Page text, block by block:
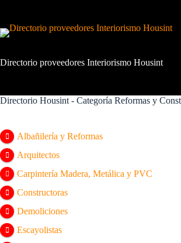
contenido
Directorio proveedores Interiorismo Housint
Directorio Housint - Categoría Reformas y
Albañilería y Reformas
Arquitectos
Carpintería Madera, Metálica y PVC
Constructoras
Demoliciones
Escayolistas